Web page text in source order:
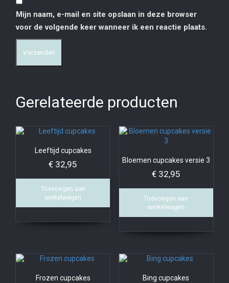
Mijn naam, e-mail en site opslaan in deze browser
voor de volgende keer wanneer ik een reactie plaats.
Gerelateerde producten
Leeftijd cupcakes
€ 32,95
Toevoegen aan
winkelwagen
Bloemen cupcakes versie 3
€32,95
Toevoegen aan
winkelwagen
Frozen cupcakes Bing cupcakes